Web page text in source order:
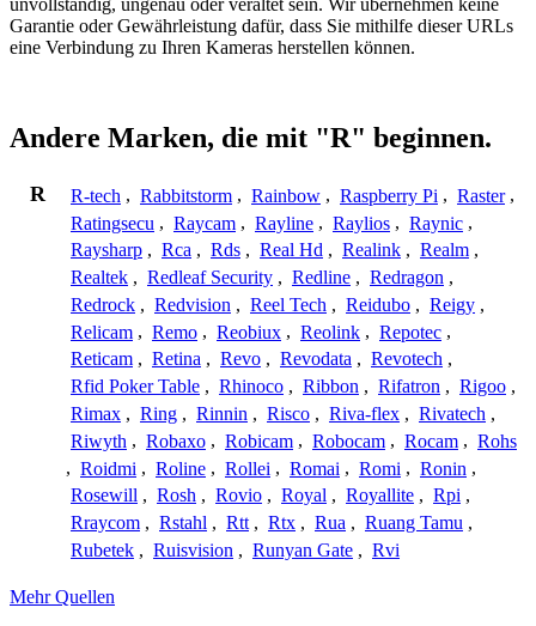
Garantie oder Gewährleistung dafür, dass Sie mithilfe dieser URLs
eine Verbindung zu Ihren Kameras herstellen können.
Andere Marken, die mit "R" beginnen.
R R-tech , Rabbitstorm , Rainbow , Raspberry Pi , Raster ,
Ratingsecu , Raycam , Rayline , Raylios , Raynic ,
Raysharp , Rca , Rds , Real Hd , Realink , Realm ,
Realtek , Redleaf Security , Redline , Redragon ,
Redrock , Redvision , Reel Tech , Reidubo , Reigy ,
Relicam , Remo , Reobiux , Reolink , Repotec ,
Reticam , Retina , Revo , Revodata , Revotech ,
Rfid Poker Table , Rhinoco , Ribbon , Rifatron , Rigoo ,
Rimax , Ring , Rinnin , Risco , Riva-flex , Rivatech ,
Riwyth , Robaxo , Robicam , Robocam , Rocam , Rohs
, Roidmi , Roline , Rollei , Romai , Romi , Ronin ,
Rosewill , Rosh , Rovio , Royal , Royallite , Rpi ,
Rraycom , Rstahl , Rtt , Rtx , Rua , Ruang Tamu ,
Rubetek , Ruisvision , Runyan Gate , Rvi
Mehr Quellen